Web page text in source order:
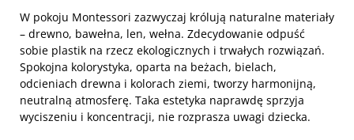
W pokoju Montessori zazwyczaj królują naturalne materiały
– drewno, bawełna, len, wełna. Zdecydowanie odpuść
sobie plastik na rzecz ekologicznych i trwałych rozwiązań.
Spokojna kolorystyka, oparta na beżach, bielach,
odcieniach drewna i kolorach ziemi, tworzy harmonijną,
neutralną atmosferę. Taka estetyka naprawdę sprzyja
wyciszeniu i koncentracji, nie rozprasza uwagi dziecka.